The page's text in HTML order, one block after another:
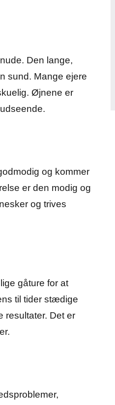
Den lange,
sund. Mange ejere
Øjnene er
og kommer
er den modig og
og trives
gåture for at
til tider stædige
resultater. Det er